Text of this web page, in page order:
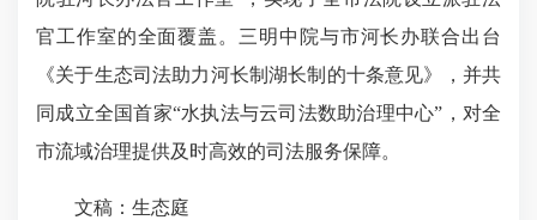
官工作室的全面覆盖。三明中院与市河长办联合出台
《关于生态司法助力河长制湖长制的十条意见》，并共
同成立全国首家“水执法与云司法数助治理中心”，对全
市流域治理提供及时高效的司法服务保障。
文稿：生态庭